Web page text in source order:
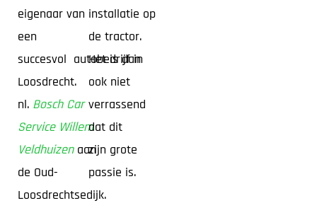
eigenaar van
een
succesvol autobedrijf in
Loosdrecht.
nl. Bosch Car
Service Willem
Veldhuizen aan
de Oud-
Loosdrechtsedijk.
installatie op
de tractor.
Het is dan
ook niet
verrassend
dat dit
zijn grote
passie is.